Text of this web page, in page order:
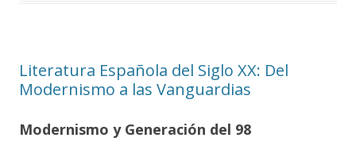
Literatura Española del Siglo XX: Del
Modernismo a las Vanguardias
Modernismo y Generación del 98